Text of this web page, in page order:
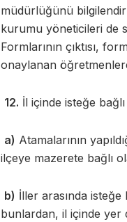
müdürlüğünü
kurumu yöneticileri de
Formlarının çıktısı,
onaylanan
12. İl içinde isteğe
a) Atamalarının
ilçeye mazerete bağlı
b) İller arasında
bunlardan, il içinde yer